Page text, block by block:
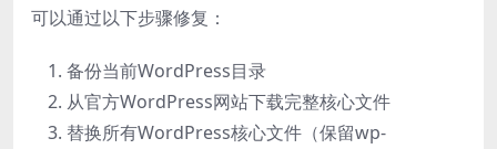
可以通过以下步骤修复：
备份当前WordPress目录
从官方WordPress网站下载完整核心文件
替换所有WordPress核心文件（保留wp-